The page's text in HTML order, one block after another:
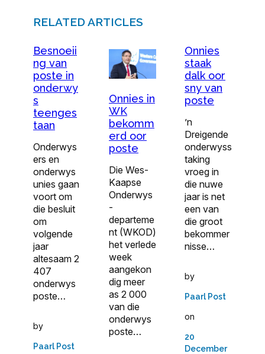
RELATED ARTICLES
Besnoeii
ng van
poste in
onderwy
s
teenges
taan
Onderwys
ers en
onderwys
unies gaan
voort om
die besluit
om
volgende
jaar
altesaam 2
407
onderwys
poste…
by
Paarl Post
Onnies in
WK
bekomm
erd oor
poste
Die Wes-
Kaapse
Onderwys
-
departeme
nt (WKOD)
het verlede
week
aangekon
dig meer
as 2 000
van die
onderwys
poste…
Onnies
staak
dalk oor
sny van
poste
’n
Dreigende
onderwyss
taking
vroeg in
die nuwe
jaar is net
een van
die groot
bekommer
nisse…
by
Paarl Post
on
20
December